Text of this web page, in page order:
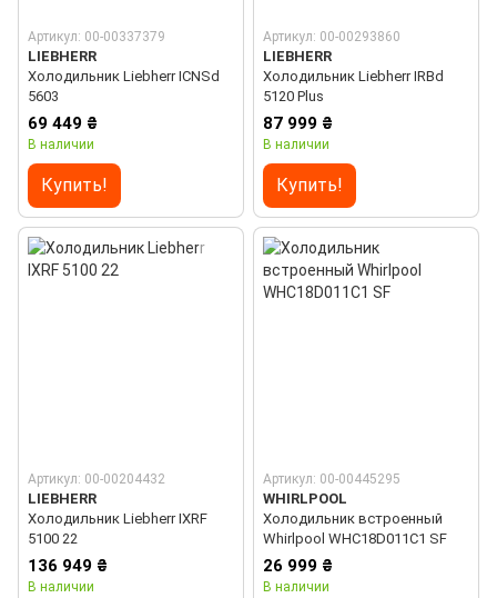
Артикул: 00-00337379
LIEBHERR
Холодильник Liebherr ICNSd
5603
69 449 ₴
В наличии
Купить!
Артикул: 00-00293860
LIEBHERR
Холодильник Liebherr IRBd
5120 Plus
87 999 ₴
В наличии
Купить!
Артикул: 00-00204432
LIEBHERR
Холодильник Liebherr IXRF
5100 22
136 949 ₴
В наличии
Артикул: 00-00445295
WHIRLPOOL
Холодильник встроенный
Whirlpool WHC18D011C1 SF
26 999 ₴
В наличии